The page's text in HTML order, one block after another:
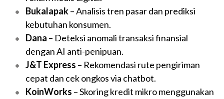
Bukalapak– Analisis tren pasar dan prediksi
kebutuhan konsumen.
Dana – Deteksi anomali transaksi finansial
dengan AI anti-penipuan.
J&T Express – Rekomendasi rute pengiriman
cepat dan cek ongkos via chatbot.
KoinWorks – Skoring kredit mikro menggunakan